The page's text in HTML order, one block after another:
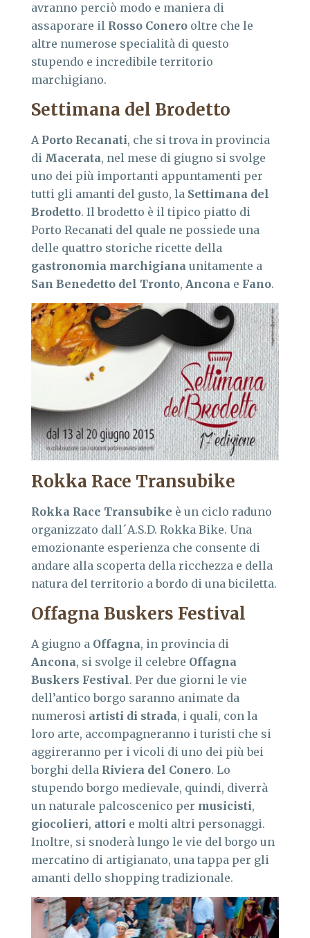
avranno perciò modo e maniera di
assaporare il Rosso Conero oltre che le
altre numerose specialità di questo
stupendo e incredibile territorio
marchigiano.
Settimana del Brodetto
A Porto Recanati, che si trova in provincia
di Macerata, nel mese di giugno si svolge
uno dei più importanti appuntamenti per
tutti gli amanti del gusto, la Settimana del
Brodetto. Il brodetto è il tipico piatto di
Porto Recanati del quale ne possiede una
delle quattro storiche ricette della
gastronomia marchigiana unitamente a
San Benedetto del Tronto, Ancona e Fano.
Rokka Race Transubike
Rokka Race Transubike è un ciclo raduno
organizzato dall´A.S.D. Rokka Bike. Una
emozionante esperienza che consente di
andare alla scoperta della ricchezza e della
natura del territorio a bordo di una biciletta.
Offagna Buskers Festival
A giugno a Offagna, in provincia di
Ancona, si svolge il celebre Offagna
Buskers Festival. Per due giorni le vie
dell’antico borgo saranno animate da
numerosi artisti di strada, i quali, con la
loro arte, accompagneranno i turisti che si
aggireranno per i vicoli di uno dei più bei
borghi della Riviera del Conero. Lo
stupendo borgo medievale, quindi, diverrà
un naturale palcoscenico per musicisti,
giocolieri, attori e molti altri personaggi.
Inoltre, si snoderà lungo le vie del borgo un
mercatino di artigianato, una tappa per gli
amanti dello shopping tradizionale.